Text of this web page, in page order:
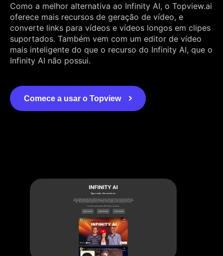
Como a melhor alternativa ao Infinity AI, o Topview.ai
oferece mais recursos de geração de vídeo, e
converte links para vídeos e vídeos longos em clipes
suportados. Também vem com um editor de vídeo
mais inteligente do que o recurso do Infinity AI, que o
Infinity AI não possui.
Comece a usar o Topview